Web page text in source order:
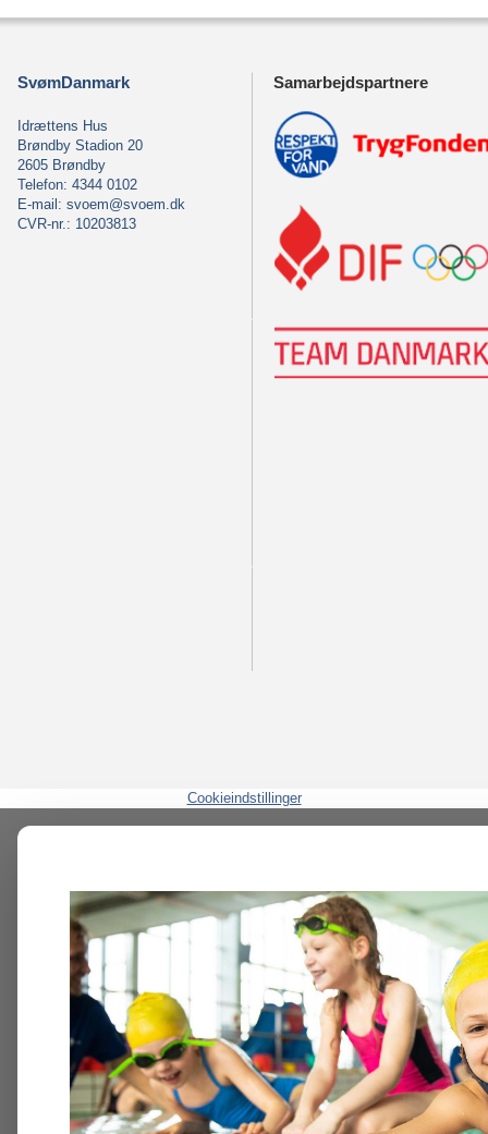
SvømDanmark
Idrættens Hus
Brøndby Stadion 20
2605 Brøndby
Telefon: 4344 0102
E-mail: svoem@svoem.dk
CVR-nr.: 10203813
Samarbejdspartnere
Cookieindstillinger